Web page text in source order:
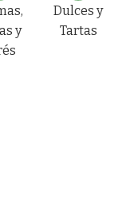
y
Dulces y
Tartas